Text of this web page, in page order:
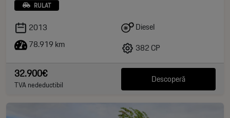
RULAT
2013
78.919 km
Diesel
382 CP
32.900€
TVA nedeductibil Descoperă